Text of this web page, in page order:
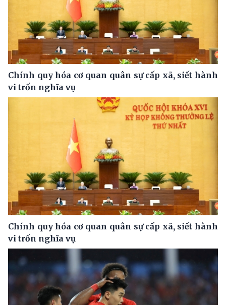
Chính quy hóa cơ quan quân sự cấp xã, siết hành
vi trốn nghĩa vụ
Chính quy hóa cơ quan quân sự cấp xã, siết hành
vi trốn nghĩa vụ